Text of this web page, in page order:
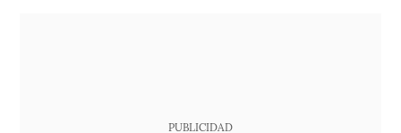
PUBLICIDAD